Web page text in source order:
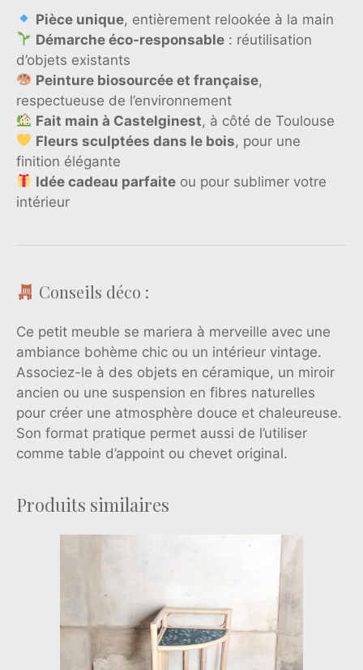
Pièce unique, entièrement relookée à la main
Démarche éco-responsable : réutilisation
d’objets existants
Peinture biosourcée et française,
respectueuse de l’environnement
Fait main à Castelginest, à côté de Toulouse
Fleurs sculptées dans le bois, pour une
finition élégante
Idée cadeau parfaite ou pour sublimer votre
intérieur
Conseils déco :
Ce petit meuble se mariera à merveille avec une
ambiance bohème chic ou un intérieur vintage.
Associez-le à des objets en céramique, un miroir
ancien ou une suspension en fibres naturelles
pour créer une atmosphère douce et chaleureuse.
Son format pratique permet aussi de l’utiliser
comme table d’appoint ou chevet original.
Produits similaires